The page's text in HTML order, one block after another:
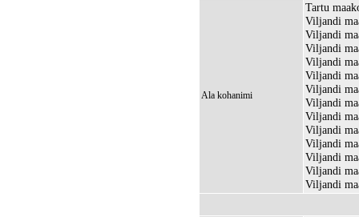
Ala kohanimi
Tartu
Viljandi
Viljandi
Viljandi
Viljandi
Viljandi
Viljandi
Viljandi
Viljandi
Viljandi
Viljandi
Viljandi
Viljandi
Viljandi